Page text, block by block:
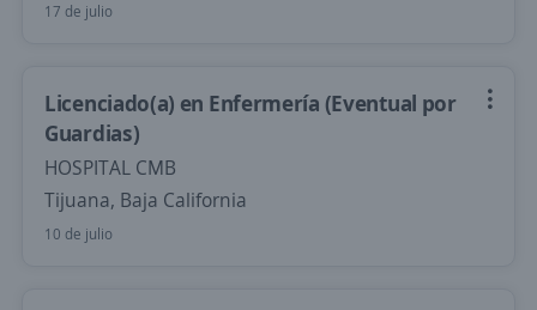
17 de julio
Licenciado(a) en Enfermería (Eventual por
Guardias)
HOSPITAL CMB
Tijuana, Baja California
10 de julio